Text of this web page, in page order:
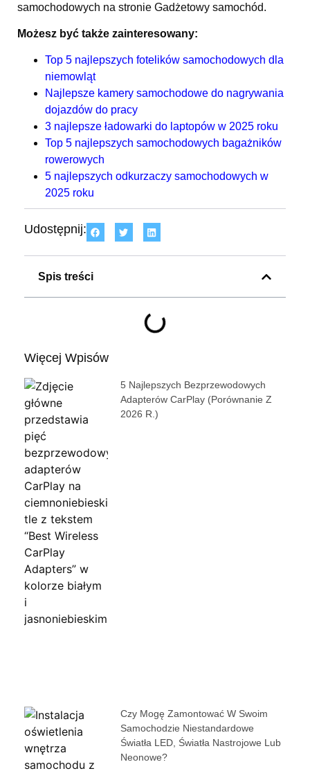
samochodowych na stronie Gadżetowy samochód.
Możesz być także zainteresowany:
Top 5 najlepszych fotelików samochodowych dla
niemowląt
Najlepsze kamery samochodowe do nagrywania
dojazdów do pracy
3 najlepsze ładowarki do laptopów w 2025 roku
Top 5 najlepszych samochodowych bagażników
rowerowych
5 najlepszych odkurzaczy samochodowych w
2025 roku
Udostępnij:
Spis treści
Więcej Wpisów
5 Najlepszych Bezprzewodowych
Adapterów CarPlay (porównanie Z
2026 R.)
Czy Mogę Zamontować W Swoim
Samochodzie Niestandardowe
Światła LED, Światła Nastrojowe Lub
Neonowe?